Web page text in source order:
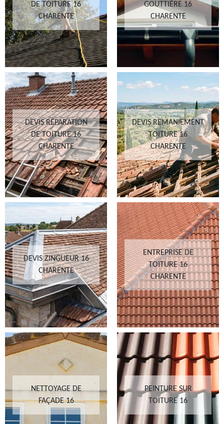
DE TOITURE 16
CHARENTE
GOUTTIÈRE 16
CHARENTE
DEVIS RÉPARATION
DE TOITURE 16
CHARENTE
DEVIS REMANIEMENT
TOITURE 16
CHARENTE
DEVIS ZINGUEUR 16
CHARENTE
ENTREPRISE DE
TOITURE 16
CHARENTE
NETTOYAGE DE
FAÇADE 16
PEINTURE SUR
TOITURE 16